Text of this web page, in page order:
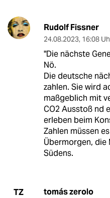
Rudolf Fissner
24.08.2023, 16:08
"Die nächste
Nö.
Die deutsche
zahlen. Sie wird
maßgeblich mit
CO2 Ausstoß nd
erleben beim
Zahlen müssen
Übermorgen, die
Südens.
TZ tomás zerolo